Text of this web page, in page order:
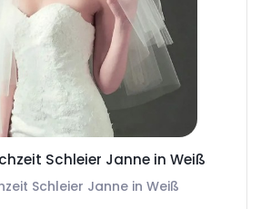
Schleier Janne in Weiß
Schleier Janne in Weiß